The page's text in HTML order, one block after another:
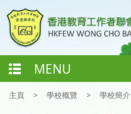
MENU
主頁 > 學校概覽 > 學校簡介